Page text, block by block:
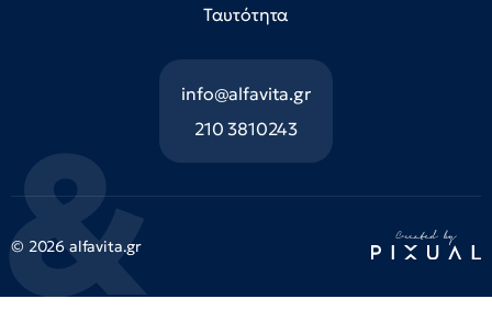
Ταυτότητα
info@alfavita.gr
210 3810243
© 2026 alfavita.gr